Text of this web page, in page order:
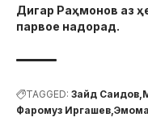
Дигар Раҳмонов аз
парвое надорад.
TAGGED: Зайд Саидов
Фаромуз Иргашев